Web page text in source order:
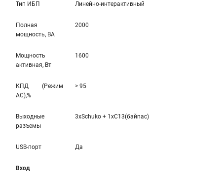
Тип ИБП Линейно-интерaктивный
Полная
мощность, ВА
2000
Мощность
активная, Вт
1600
КПД (Режим
AC),%
> 95
Выходные
разъемы
3xSchuko + 1xC13(байпас)
USB-порт Да
Вход